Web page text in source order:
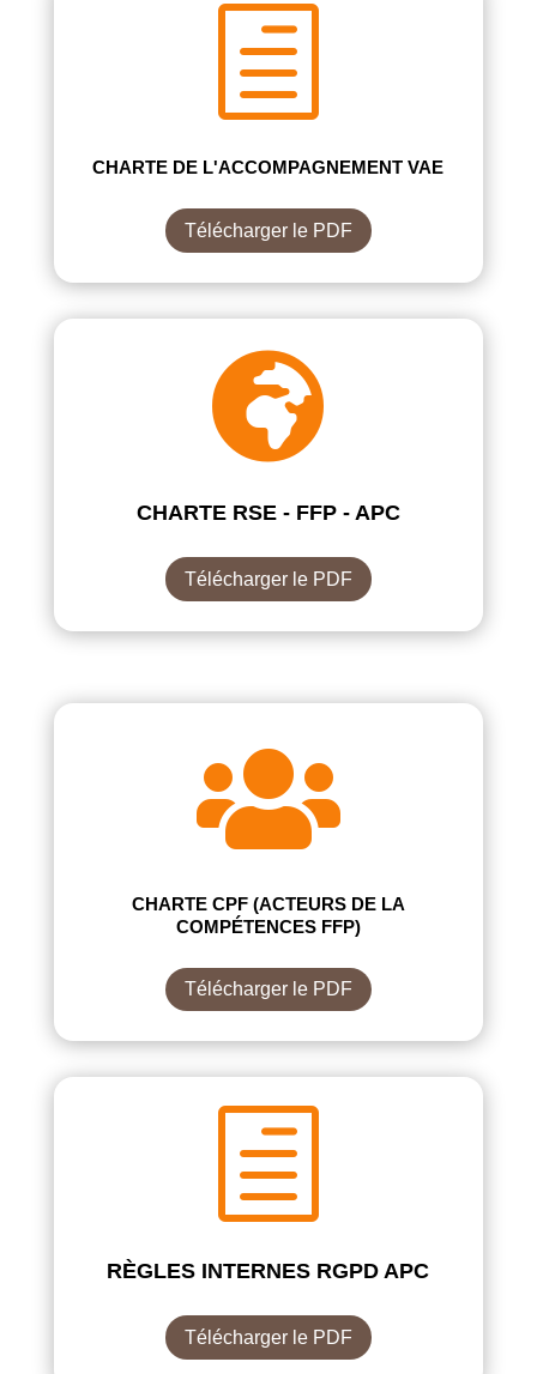
h
CHARTE DE L'ACCOMPAGNEMENT VAE
Télécharger le PDF

CHARTE RSE - FFP - APC
Télécharger le PDF

CHARTE CPF (ACTEURS DE LA
COMPÉTENCES FFP)
Télécharger le PDF
h
RÈGLES INTERNES RGPD APC
Télécharger le PDF